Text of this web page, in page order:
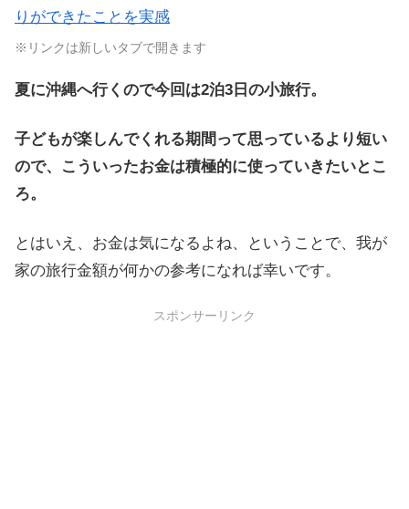
りができたことを実感
※リンクは新しいタブで開きます
夏に沖縄へ行くので今回は2泊3日の小旅行。
子どもが楽しんでくれる期間って思っているより短い
ので、こういったお金は積極的に使っていきたいとこ
ろ。
とはいえ、お金は気になるよね、ということで、我が
家の旅行金額が何かの参考になれば幸いです。
スポンサーリンク